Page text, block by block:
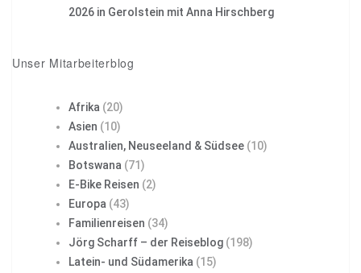
2026 in Gerolstein mit Anna Hirschberg
Unser Mitarbeiterblog
Afrika (20)
Asien (10)
Australien, Neuseeland & Südsee (10)
Botswana (71)
E-Bike Reisen (2)
Europa (43)
Familienreisen (34)
Jörg Scharff – der Reiseblog (198)
Latein- und Südamerika (15)